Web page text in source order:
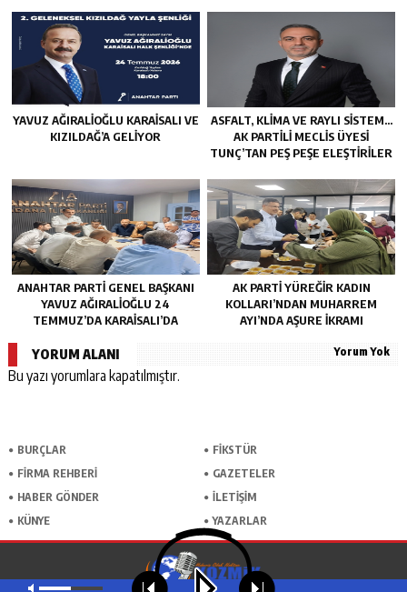
YAVUZ AĞIRALIOĞLU KARAISALI VE
KIZILDAĞ’A GELIYOR
ASFALT, KLIMA VE RAYLI SISTEM…
AK PARTILI MECLIS ÜYESI
TUNÇ’TAN PEŞ PEŞE ELEŞTIRILER
ANAHTAR PARTI GENEL BAŞKANI
YAVUZ AĞIRALIOĞLU 24
TEMMUZ’DA KARAISALI’DA
AK PARTI YÜREĞIR KADIN
KOLLARI’NDAN MUHARREM
AYI’NDA AŞURE İKRAMI
YORUM ALANI Yorum Yok
Bu yazı yorumlara kapatılmıştır.
BURÇLAR
FİKSTÜR
FİRMA REHBERİ
GAZETELER
HABER GÖNDER
İLETİŞİM
KÜNYE
YAZARLAR